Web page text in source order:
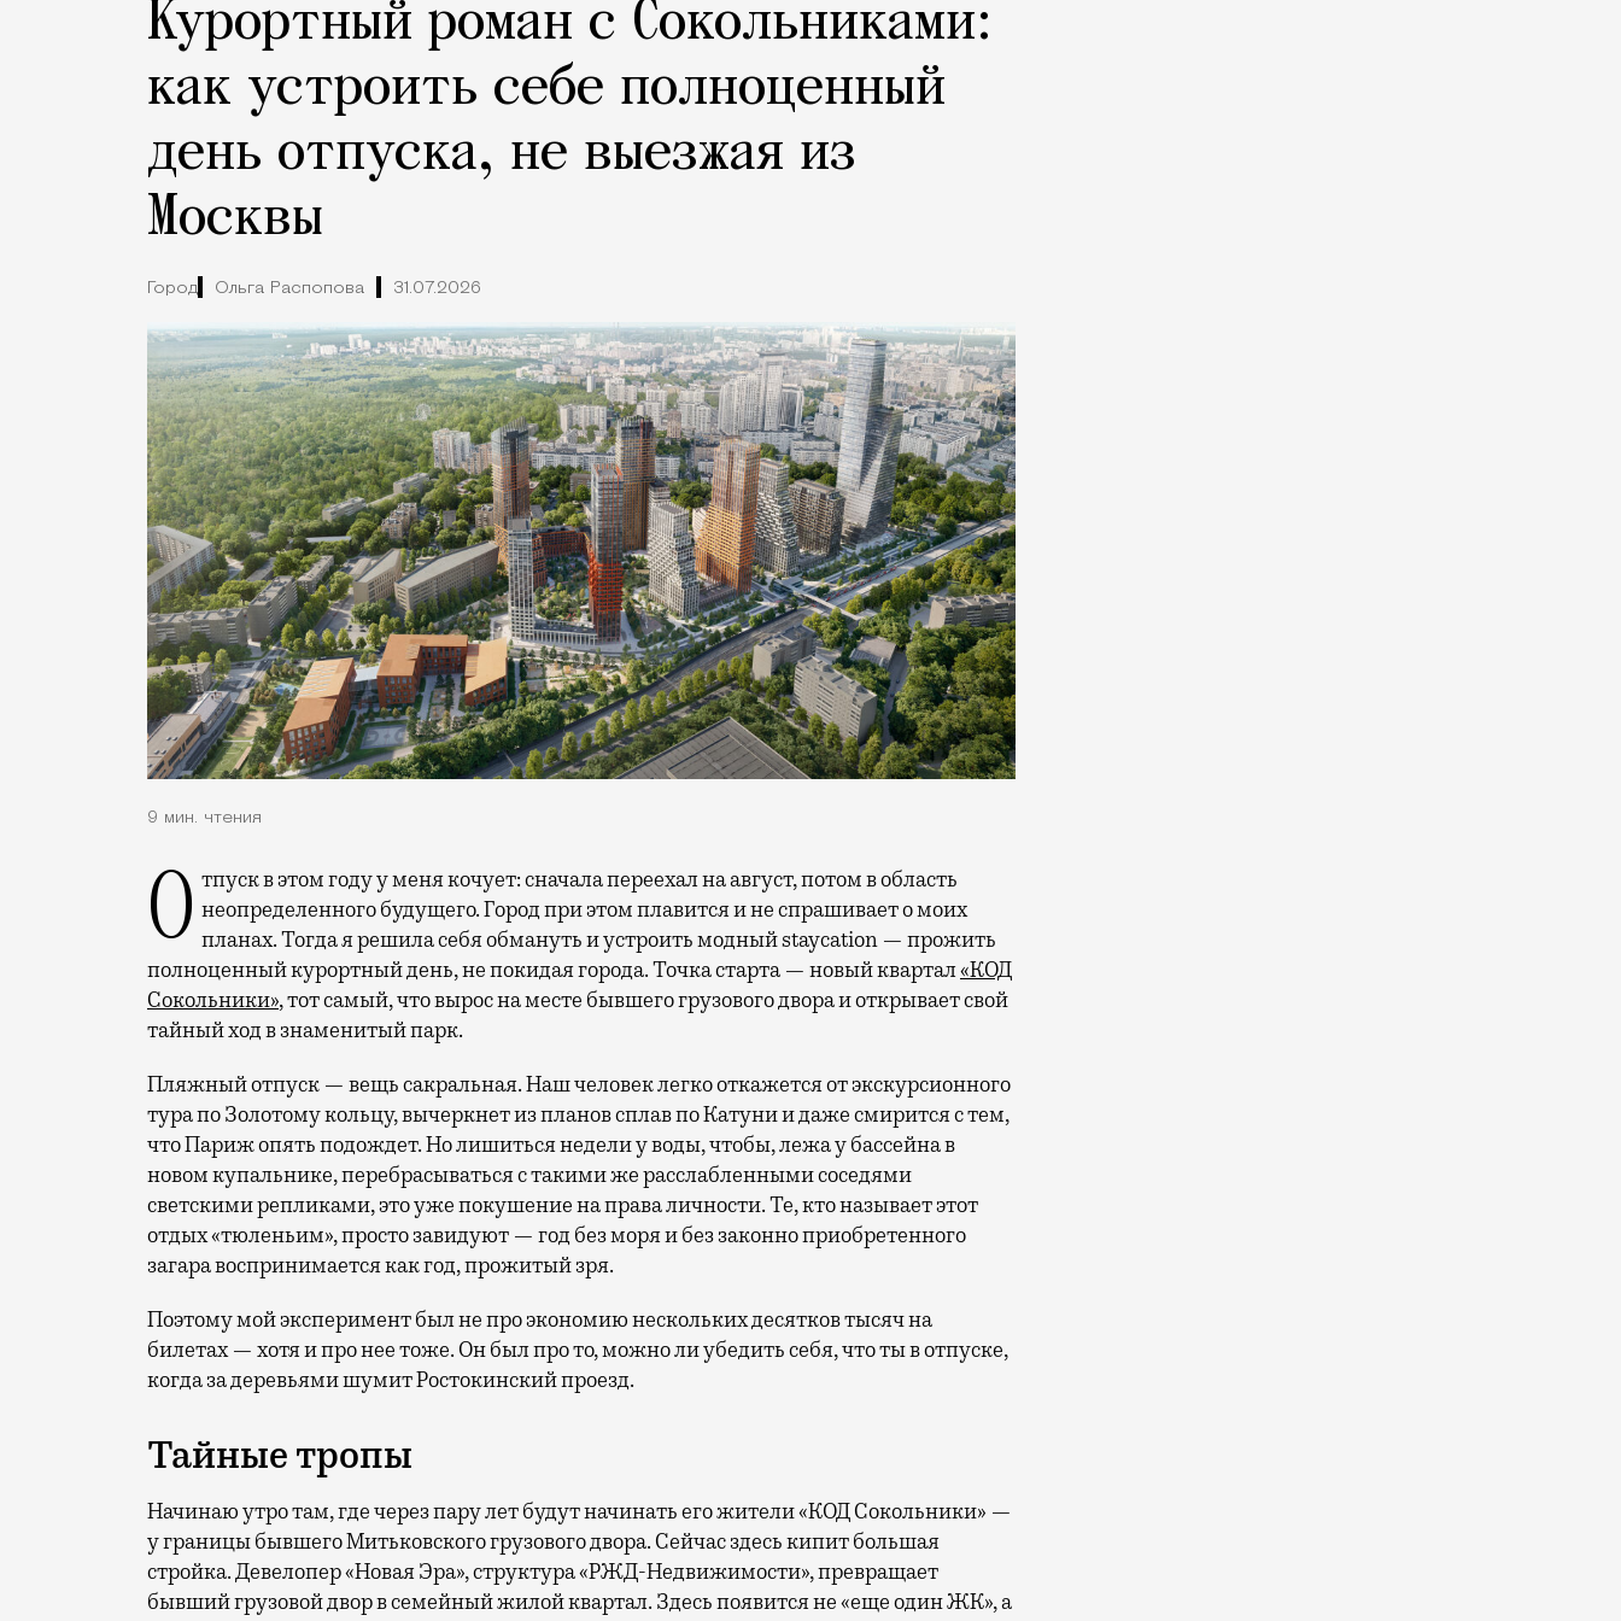
Курортный роман с Сокольниками:
как устроить себе полноценный
день отпуска, не выезжая из
Москвы
Город Ольга Распопова 31.07.2026
9 мин. чтения
Отпуск в этом году у меня кочует: сначала переехал на август, потом в область неопределенного будущего. Город при этом плавится и не спрашивает о моих
планах. Тогда я решила себя обмануть и устроить модный staycation — прожить
полноценный курортный день, не покидая города. Точка старта — новый квартал«КОД
Сокольники», тот самый, что вырос на месте бывшего грузового двора и открывает свой
тайный ход в знаменитый парк.
Пляжный отпуск — вещь сакральная. Наш человек легко откажется от экскурсионного
тура по Золотому кольцу, вычеркнет из планов сплав по Катуни и даже смирится с тем,
что Париж опять подождет. Но лишиться недели у воды, чтобы, лежа у бассейна в
новом купальнике, перебрасываться с такими же расслабленными соседями
светскими репликами, это уже покушение на права личности. Те, кто называет этот
отдых «тюленьим», просто завидуют — год без моря и без законно приобретенного
загара воспринимается как год, прожитый зря.
Поэтому мой эксперимент был не про экономию нескольких десятков тысяч на
билетах — хотя и про нее тоже. Он был про то, можно ли убедить себя, что ты в отпуске,
когда за деревьями шумит Ростокинский проезд.
Тайные тропы
Начинаю утро там, где через пару лет будут начинать его жители «КОД Сокольники» —
у границы бывшего Митьковского грузового двора. Сейчас здесь кипит большая
стройка. Девелопер «Новая Эра», структура «РЖД-Недвижимости», превращает
бывший грузовой двор в семейный жилой квартал. Здесь появится не «еще один ЖК», а